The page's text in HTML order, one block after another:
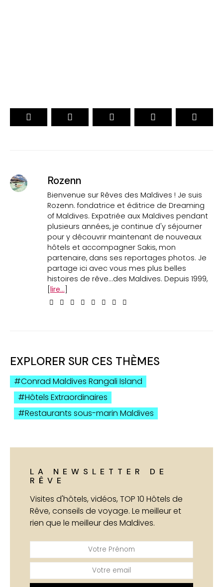
Rozenn
Bienvenue sur Rêves des Maldives ! Je suis
Rozenn. fondatrice et éditrice de Dreaming
of Maldives. Expatriée aux Maldives pendant
plusieurs années, je continue d'y séjourner
pour y découvrir maintenant de nouveaux
hôtels et accompagner Sakis, mon
partenaire, dans ses reportages photos. Je
partage ici avec vous mes plus belles
histoires de rêve...des Maldives. Depuis 1999,
lire...
EXPLORER SUR CES THÈMES
Conrad Maldives Rangali Island
Hôtels Extraordinaires
Restaurants sous-marin Maldives
LA NEWSLETTER DE
RÊVE
Visites d'hôtels, vidéos, TOP 10 Hôtels de
Rêve, conseils de voyage. Le meilleur et
rien que le meilleur des Maldives.